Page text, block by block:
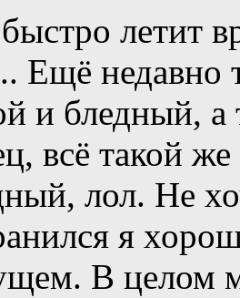
летит
Ещё недавно
и бледный, а
всё такой
лол. Не
я
В целом